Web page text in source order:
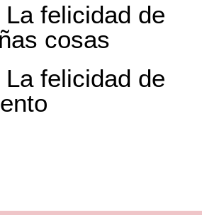
felicidad de
cosas
felicidad de